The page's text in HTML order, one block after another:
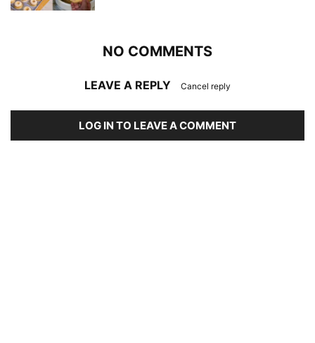
NO COMMENTS
LEAVE A REPLY Cancel reply
LOG IN TO LEAVE A COMMENT